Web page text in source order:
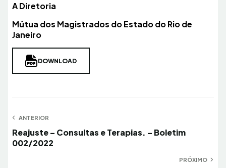
A Diretoria
Mútua dos Magistrados do Estado do Rio de
Janeiro
DOWNLOAD
Navegação
de
Post
ANTERIOR
Anterior
Reajuste – Consultas e Terapias. – Boletim
002/2022
PRÓXIMO